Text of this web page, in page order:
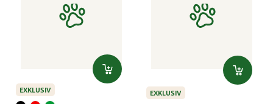
EXKLUSIV EXKLUSIV